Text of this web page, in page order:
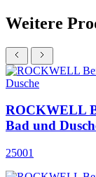
Weitere
ROCKWELL
Bad und
25001